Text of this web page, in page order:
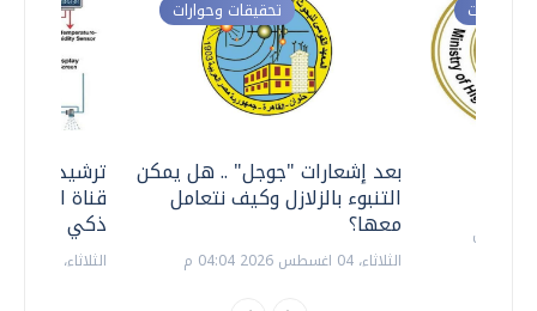
ترشيدا
قناة
ذكي
الثلاثاء، 14 يوليو 2026 06:11 م
تحقيقات وحوارات
بعد إشعارات "جوجل" .. هل يمكن
التنبوء بالزلازل وكيف نتعامل
معها؟
الثلاثاء، 04 اغسطس 2026 04:04 م
وحوارات